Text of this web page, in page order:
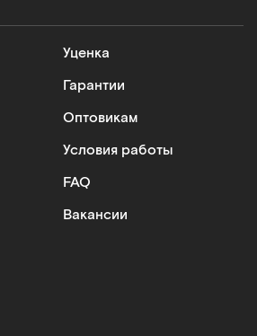
Уценка
Гарантии
Оптовикам
Условия работы
FAQ
Вакансии